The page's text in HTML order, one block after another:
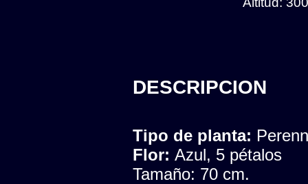
DESCRIPCION
Tipo de planta:
Flor: Azul, 5 pétalos
Tamaño: 70 cm.